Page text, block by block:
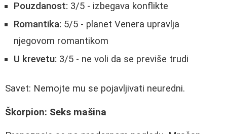
Pouzdanost: 3/5 - izbegava konflikte
Romantika: 5/5 - planet Venera upravlja
njegovom romantikom
U krevetu: 3/5 - ne voli da se previše trudi
Savet: Nemojte mu se pojavljivati neuredni.
Škorpion: Seks mašina